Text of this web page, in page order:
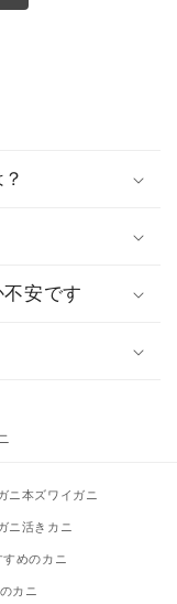
安です
ニ 本ズワイガニ
ニ 活きカニ
めのカニ
カニ